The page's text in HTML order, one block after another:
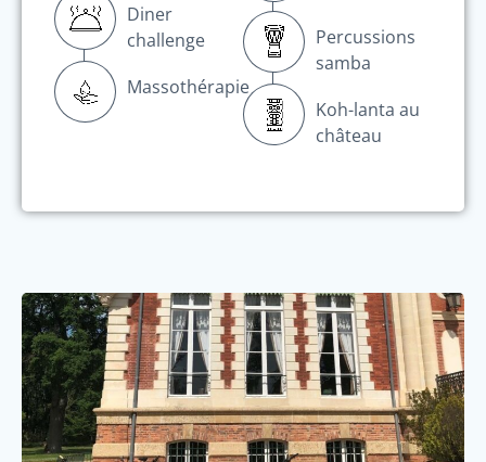
Diner
challenge
Massothérapie
Percussions
samba
Koh-lanta au
château